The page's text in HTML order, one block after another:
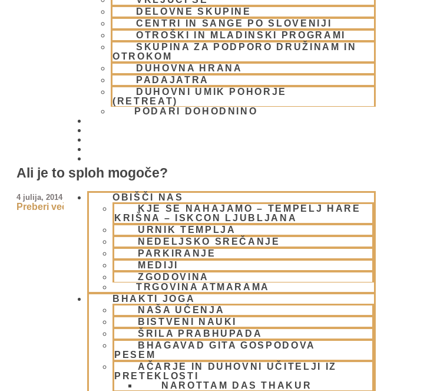
DELOVNE SKUPINE
CENTRI IN SANGE PO SLOVENIJI
OTROŠKI IN MLADINSKI PROGRAMI
SKUPINA ZA PODPORO DRUŽINAM IN
OTROKOM
DUHOVNA HRANA
PADAJATRA
DUHOVNI UMIK POHORJE
(RETREAT)
PODARI DOHODNINO
OBIŠČI NAS
KJE SE NAHAJAMO – TEMPELJ HARE
KRIŠNA – ISKCON LJUBLJANA
URNIK TEMPLJA
NEDELJSKO SREČANJE
PARKIRANJE
MEDIJI
ZGODOVINA
TRGOVINA ATMARAMA
BHAKTI JOGA
NAŠA UČENJA
BISTVENI NAUKI
ŠRILA PRABHUPADA
BHAGAVAD GITA GOSPODOVA
PESEM
AČARJE IN DUHOVNI UČITELJI IZ
PRETEKLOSTI
NAROTTAM DAS THAKUR
Ali je to sploh mogoče?
4 julija, 2014
Preberi več »